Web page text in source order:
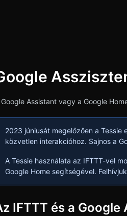
Assistant vagy a Google
2023 júniusát megelőzően a Tessie
közvetlen interakcióhoz. Sajnos a
A Tessie használata az IFTTT-vel
Google Home segítségével.
IFTTT és a